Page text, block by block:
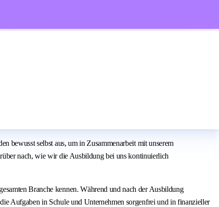
bewusst selbst aus, um in Zusammenarbeit mit unserem
nach, wie wir die Ausbildung bei uns kontinuierlich
Branche kennen. Während und nach der Ausbildung
Aufgaben in Schule und Unternehmen sorgenfrei und in finanzieller